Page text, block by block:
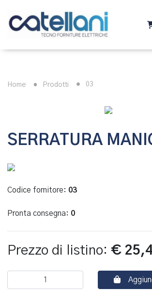
Home Prodotti 03
Codice fornitore: 03
Pronta consegna: 0
Prezzo di listino: €